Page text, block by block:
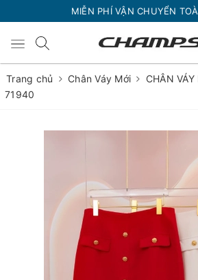
MIỄN PHÍ VẬN CHUYỂN
Trang chủ Chân Váy Mới
CHÂN
71940